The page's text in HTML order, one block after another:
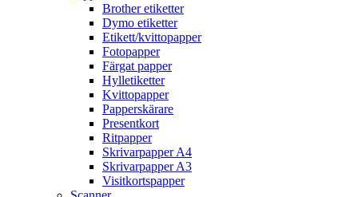
Brother etiketter
Dymo etiketter
Etikett/kvittopapper
Fotopapper
Färgat papper
Hylletiketter
Kvittopapper
Papperskärare
Presentkort
Ritpapper
Skrivarpapper A4
Skrivarpapper A3
Visitkortspapper